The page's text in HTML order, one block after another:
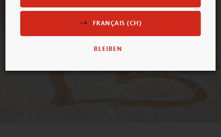
FRANÇAIS (CH)
BLEIBEN